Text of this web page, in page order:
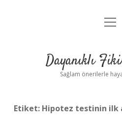
Anasayfa
Yasal
Dayanıklı
Sağlam önerilerle
Etiket: Hipotez testinin ilk